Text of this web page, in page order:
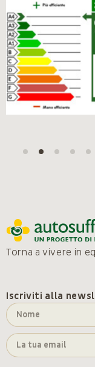
Torna a vivere in
Iscriviti alla